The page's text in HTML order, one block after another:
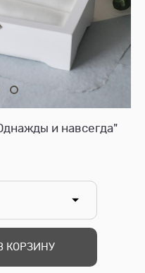
и навсегда"
КОРЗИНУ